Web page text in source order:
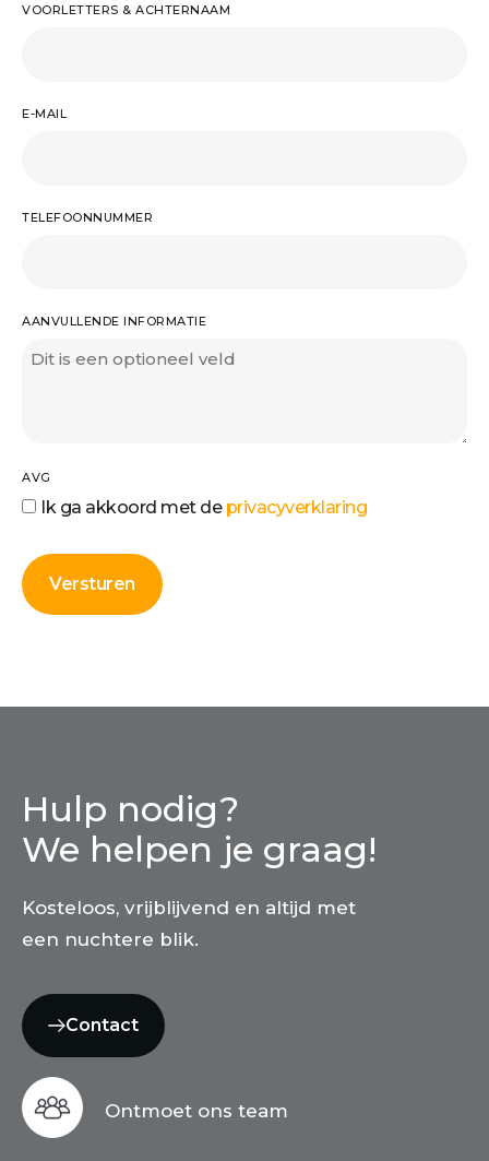
VOORLETTERS & ACHTERNAAM
E-MAIL
TELEFOONNUMMER
AANVULLENDE INFORMATIE
AVG
Ik ga akkoord met de privacyverklaring
Hulp nodig?
We helpen je graag!
Kosteloos, vrijblijvend en altijd met
een nuchtere blik.
Contact
Ontmoet ons team